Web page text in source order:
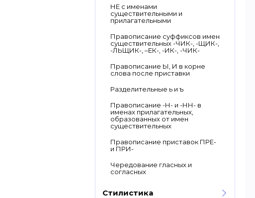
НЕ с именами
существительными и
прилагательными
Правописание суффиксов имен
существительных -ЧИК-, -ЩИК-,
-ЛЬЩИК-, –ЕК-, -ИК-, -ЧИК-
Правописание Ы, И в корне
слова после приставки
Разделительные ь и ъ
Правописание -Н- и -НН- в
именах прилагательных,
образованных от имен
существительных
Правописание приставок ПРЕ-
и ПРИ-
Чередование гласных и
согласных
Стилистика